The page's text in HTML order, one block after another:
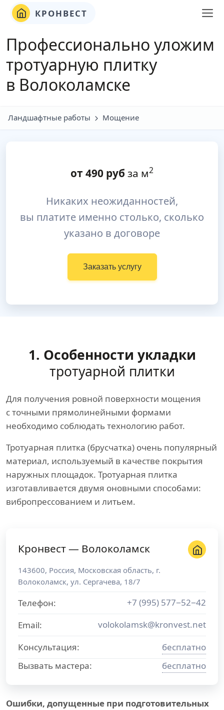
КРОНВЕСТ
Профессионально уложим
тротуарную плитку
в Волоколамске
Ландшафтные работы Мощение
от 490 руб за м2
Никаких неожиданностей,
вы платите именно столько, сколько
указано в договоре
Заказать услугу
1. Особенности укладки
тротуарной плитки
Для получения ровной поверхности мощения
с точными прямолинейными формами
необходимо соблюдать технологию работ.
Тротуарная плитка (брусчатка) очень популярный
материал, используемый в качестве покрытия
наружных площадок. Тротуарная плитка
изготавливается двумя оновными способами:
вибропрессованием и литьем.
Кронвест — Волоколамск
143600, Россия, Московская область, г.
Волоколамск, ул. Сергачева, 18/7
Телефон:
+7 (995) 577−52−42
Email:
volokolamsk@kronvest.net
Консультация:
бесплатно
Вызвать мастера:
бесплатно
Ошибки, допущенные при подготовительных